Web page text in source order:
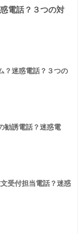
電話？３つの対
？迷惑電話？３つの
勧誘電話？迷惑電
受付担当電話？迷惑